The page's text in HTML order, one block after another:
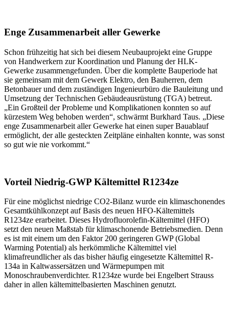
Enge Zusammenarbeit aller Gewerke
Schon frühzeitig hat sich bei diesem Neubauprojekt eine Gruppe
von Handwerkern zur Koordination und Planung der HLK-
Gewerke zusammengefunden. Über die komplette Bauperiode hat
sie gemeinsam mit dem Gewerk Elektro, den Bauherren, dem
Betonbauer und dem zuständigen Ingenieurbüro die Bauleitung und
Umsetzung der Technischen Gebäudeausrüstung (TGA) betreut.
„Ein Großteil der Probleme und Komplikationen konnten so auf
kürzestem Weg behoben werden“, schwärmt Burkhard Taus. „Diese
enge Zusammenarbeit aller Gewerke hat einen super Bauablauf
ermöglicht, der alle gesteckten Zeitpläne einhalten konnte, was sonst
so gut wie nie vorkommt.“
Vorteil Niedrig-GWP Kältemittel R1234ze
Für eine möglichst niedrige CO2-Bilanz wurde ein klimaschonendes
Gesamtkühlkonzept auf Basis des neuen HFO-Kältemittels
R1234ze erarbeitet. Dieses Hydrofluorolefin-Kältemittel (HFO)
setzt den neuen Maßstab für klimaschonende Betriebsmedien. Denn
es ist mit einem um den Faktor 200 geringeren GWP (Global
Warming Potential) als herkömmliche Kältemittel viel
klimafreundlicher als das bisher häufig eingesetzte Kältemittel R-
134a in Kaltwassersätzen und Wärmepumpen mit
Monoschraubenverdichter. R1234ze wurde bei Engelbert Strauss
daher in allen kältemittelbasierten Maschinen genutzt.